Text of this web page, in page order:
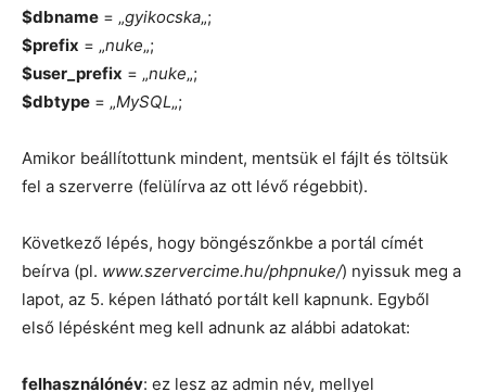
$dbname = „gyikocska„;
$prefix = „nuke„;
$user_prefix = „nuke„;
$dbtype = „MySQL„;
Amikor beállítottunk mindent, mentsük el fájlt és töltsük
fel a szerverre (felülírva az ott lévő régebbit).
Következő lépés, hogy böngészőnkbe a portál címét
beírva (pl. www.szervercime.hu/phpnuke/) nyissuk meg a
lapot, az 5. képen látható portált kell kapnunk. Egyből
első lépésként meg kell adnunk az alábbi adatokat:
felhasználónév: ez lesz az admin név, mellyel